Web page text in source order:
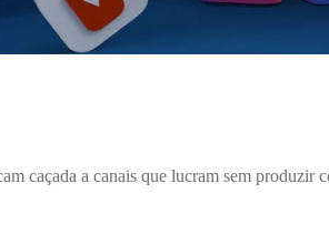
caçada a canais que lucram sem produzir